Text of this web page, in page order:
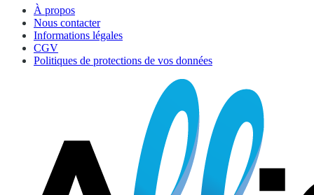
À propos
Nous contacter
Informations légales
CGV
Politiques de protections de vos données